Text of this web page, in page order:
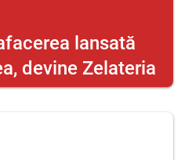
lansată
devine Zelateria